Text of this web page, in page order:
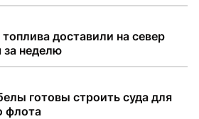
доставили на север
за неделю
готовы строить суда для
флота